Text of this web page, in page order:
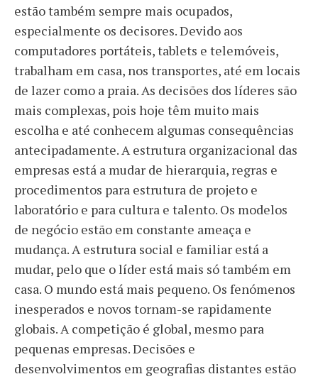
estão também sempre mais ocupados,
especialmente os decisores. Devido aos
computadores portáteis, tablets e telemóveis,
trabalham em casa, nos transportes, até em locais
de lazer como a praia. As decisões dos líderes são
mais complexas, pois hoje têm muito mais
escolha e até conhecem algumas consequências
antecipadamente. A estrutura organizacional das
empresas está a mudar de hierarquia, regras e
procedimentos para estrutura de projeto e
laboratório e para cultura e talento. Os modelos
de negócio estão em constante ameaça e
mudança. A estrutura social e familiar está a
mudar, pelo que o líder está mais só também em
casa. O mundo está mais pequeno. Os fenómenos
inesperados e novos tornam-se rapidamente
globais. A competição é global, mesmo para
pequenas empresas. Decisões e
desenvolvimentos em geografias distantes estão